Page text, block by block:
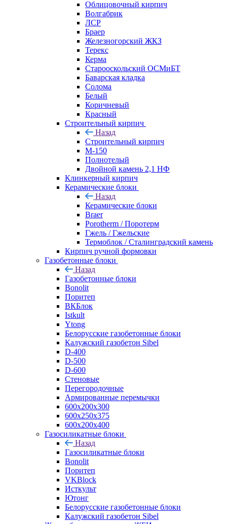
Облицовочный кирпич
Волгабрик
ЛСР
Браер
Железногорский ЖКЗ
Терекс
Керма
Старооскольский ОСМиБТ
Баварская кладка
Солома
Белый
Коричневый
Красный
Строительный кирпич
Назад
Строительный кирпич
М-150
Полнотелый
Двойной камень 2,1 НФ
Клинкерный кирпич
Керамические блоки
Назад
Керамические блоки
Braer
Porotherm / Поротерм
Гжель / Гжельские
Термоблок / Сталинградский камень
Кирпич ручной формовки
Газобетонные блоки
Назад
Газобетонные блоки
Bonolit
Поритеп
ВКБлок
Istkult
Ytong
Белорусские газобетонные блоки
Калужский газобетон Sibel
D-400
D-500
D-600
Стеновые
Перегородочные
Армированные перемычки
600х200х300
600х250х375
600х200х400
Газосиликатные блоки
Назад
Газосиликатные блоки
Bonolit
Поритеп
VKBlock
Исткульт
Ютонг
Белорусские газобетонные блоки
Калужский газобетон Sibel